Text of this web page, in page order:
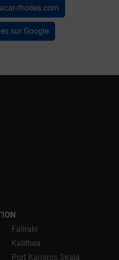
rhodes.com
sur Google
Faliraki
Kalithea
Port Kamiros Skala